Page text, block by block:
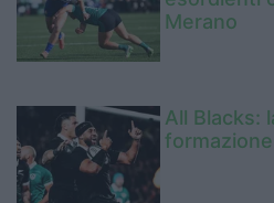
Merano
All Blacks: